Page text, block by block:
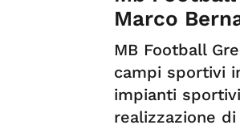
Marco
MB Football
campi sportivi
impianti
realizzazione